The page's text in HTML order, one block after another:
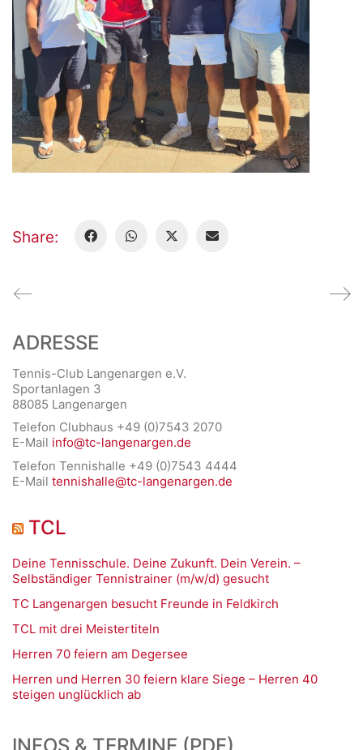
Share:
ADRESSE
Tennis-Club Langenargen e.V.
Sportanlagen 3
88085 Langenargen
Telefon Clubhaus +49 (0)7543 2070
E-Mail info@tc-langenargen.de
Telefon Tennishalle +49 (0)7543 4444
E-Mail tennishalle@tc-langenargen.de
TCL
Deine Tennisschule. Deine Zukunft. Dein Verein. –
Selbständiger Tennistrainer (m/w/d) gesucht
TC Langenargen besucht Freunde in Feldkirch
TCL mit drei Meistertiteln
Herren 70 feiern am Degersee
Herren und Herren 30 feiern klare Siege – Herren 40
steigen unglücklich ab
INFOS & TERMINE (PDF)